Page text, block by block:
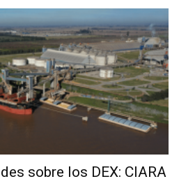
sobre los DEX: CIARA